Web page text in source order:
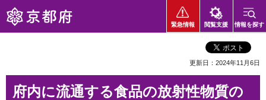
京都府
緊急情報 閲覧支援 情報を探す
更新日：2024年11月6日
府内に流通する食品の放射性物質の